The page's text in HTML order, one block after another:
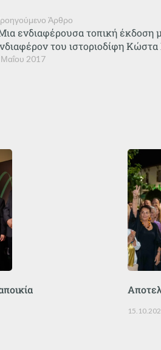
Άρθρο
2017
ενδιαφέρουσα τοπική έκδοση
του ιστοριοδίφη